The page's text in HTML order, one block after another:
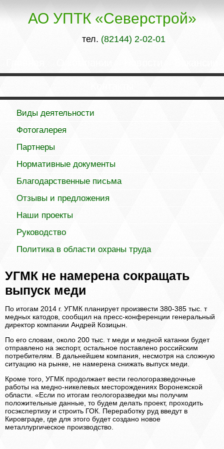
АО УПТК «Северстрой»
тел. (82144) 2-02-01
Виды деятельности
Фотогалерея
Партнеры
Нормативные документы
Благодарственные письма
Отзывы и предложения
Наши проекты
Руководство
Политика в области охраны труда
УГМК не намерена сокращать
выпуск меди
По итогам 2014 г. УГМК планирует произвести 380-385 тыс. т
медных катодов, сообщил на пресс-конференции генеральный
директор компании Андрей Козицын.
По его словам, около 200 тыс. т меди и медной катанки будет
отправлено на экспорт, остальное поставлено российским
потребителям. В дальнейшем компания, несмотря на сложную
ситуацию на рынке, не намерена снижать выпуск меди.
Кроме того, УГМК продолжает вести геологоразведочные
работы на медно-никелевых месторождениях Воронежской
области. «Если по итогам геологоразведки мы получим
положительные данные, то будем делать проект, проходить
госэкспертизу и строить ГОК. Переработку руд введут в
Кировграде, где для этого будет создано новое
металлургическое производство.